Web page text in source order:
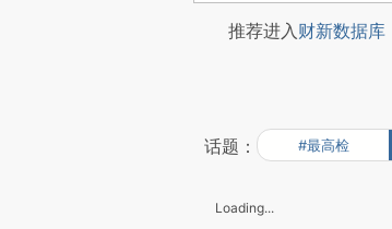
推荐进入财新数据库
话题： #最高检
Loading...